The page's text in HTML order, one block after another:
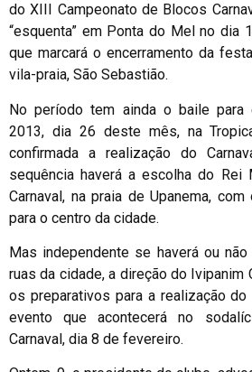
do XIII Campeonato de Blocos
“esquenta” em Ponta do Mel no dia
que marcará o encerramento da
vila-praia, São Sebastião.
No período tem ainda o baile
2013, dia 26 deste mês, na
confirmada a realização do
sequência haverá a escolha do Rei
Carnaval, na praia de Upanema, com
para o centro da cidade.
Mas independente se haverá ou
ruas da cidade, a direção do Ivipanim
os preparativos para a realização do
evento que acontecerá no
Carnaval, dia 8 de fevereiro.